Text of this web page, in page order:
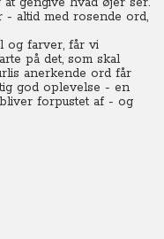
- altid med rosende ord,
og farver, får vi
på det, som skal
anerkende ord får
god oplevelse - en
forpustet af - og